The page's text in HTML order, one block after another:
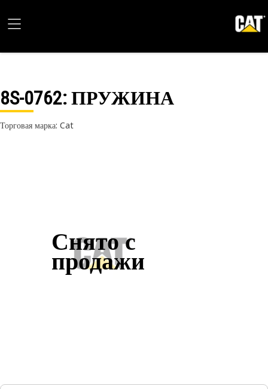
8S-0762: ПРУЖИНА
Торговая марка: Cat
Снято с
продажи